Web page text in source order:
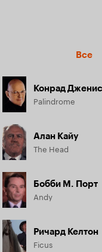
Все
Конрад Дженис
Palindrome
Алан Кайу
The Head
Бобби М. Порт
Andy
Ричард Келтон
Ficus